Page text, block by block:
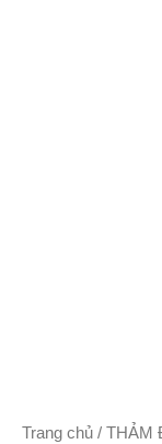
Trang chủ / THẢM